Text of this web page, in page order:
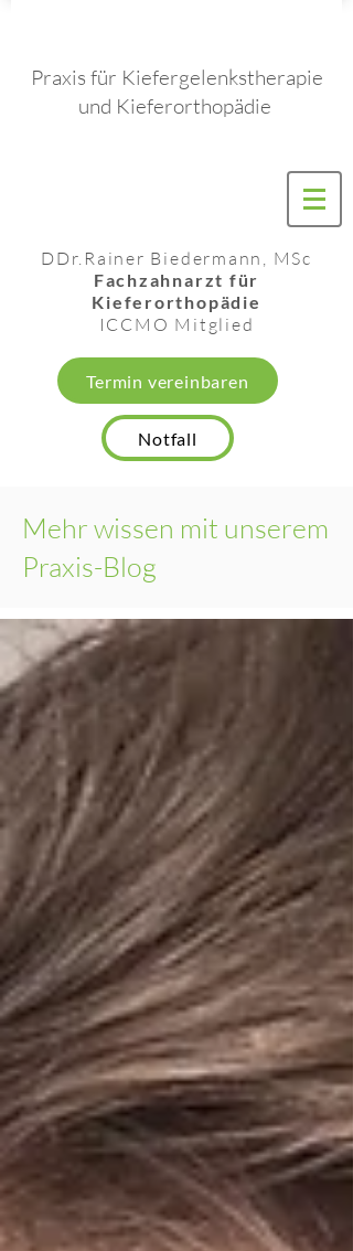
Praxis für Kiefergelenkstherapie
und Kieferorthopädie
DDr. Rainer Biedermann, MSc
Fachzahnarzt für
Kieferorthopädie
ICCMO Mitglied
Termin vereinbaren
Notfall
Mehr wissen mit unserem
Praxis-Blog